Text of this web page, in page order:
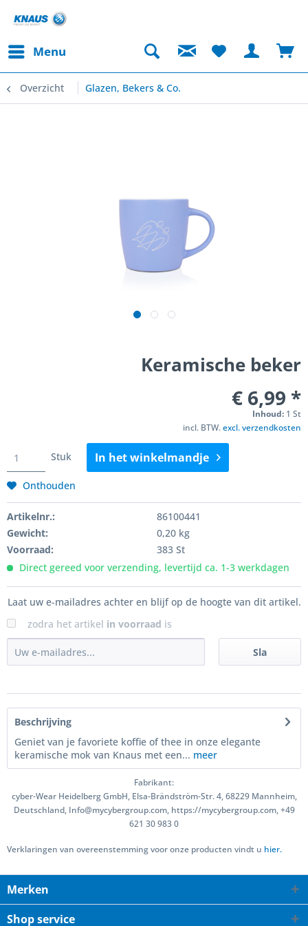
Menu
Overzicht Glazen, Bekers & Co.
Keramische beker
€ 6,99 *
Inhoud: 1 St
incl. BTW.excl. verzendkosten
Stuk In het winkelmandje
Onthouden
Artikelnr.:
86100441
Gewicht:
0,20 kg
Voorraad:
383 St
Direct gereed voor verzending, levertijd ca. 1-3 werkdagen
Laat uw e-mailadres achter en blijf op de hoogte van dit artikel.
zodra het artikel in voorraad is
Sla
Beschrijving
Geniet van je favoriete koffie of thee in onze elegante
keramische mok van Knaus met een... meer
Fabrikant:
cyber-Wear Heidelberg GmbH, Elsa-Brändström-Str. 4, 68229 Mannheim,
Deutschland, Info@mycybergroup.com, https://mycybergroup.com, +49
621 30 983 0
Verklaringen van overeenstemming voor onze producten vindt u hier.
Merken
Shop service